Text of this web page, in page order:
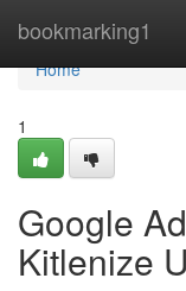
bookmarking1
Home
Home
1
Google
Kitlenize